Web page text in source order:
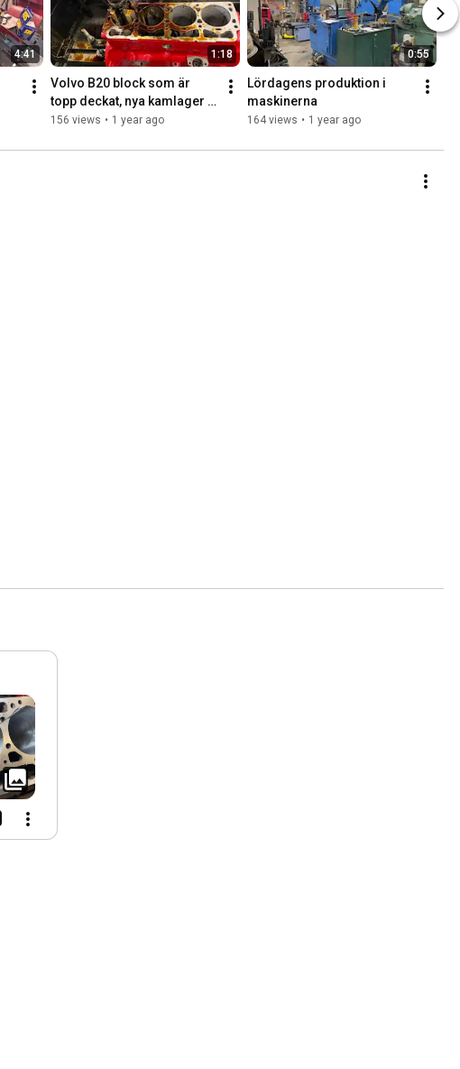
4:41 1:18
Volvo B20 block som är
topp deckat, nya kamlager
och honat
156 views • 1 year ago
0:55
Lördagens produktion i
maskinerna
164 views • 1 year ago